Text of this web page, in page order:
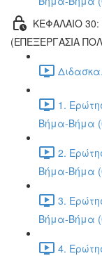
ΚΕΦΑΛΑΙΟ 30:
(ΕΠΕΞΕΡΓΑΣΙΑ
1.
Βήμα-Βήμα
2.
Βήμα-Βήμα
3.
Βήμα-Βήμα
4.